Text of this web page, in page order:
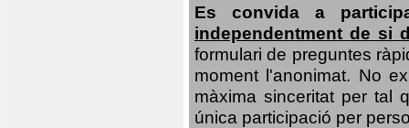
Es convida a
independentment de si
formulari de preguntes
moment l'anonimat. No
màxima sinceritat per tal
única participació per